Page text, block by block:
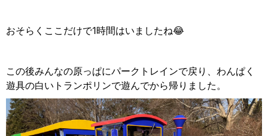
おそらくここだけで1時間はいましたね😂
この後みんなの原っぱにパークトレインで戻り、わんぱく
遊具の白いトランポリンで遊んでから帰りました。